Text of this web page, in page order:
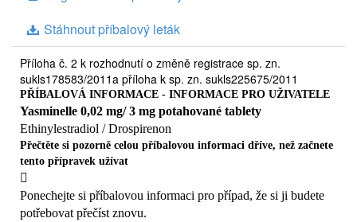
Stáhnout příbalový leták
Příloha č. 2 k rozhodnutí o změně registrace sp. zn.
sukls178583/2011a příloha k sp. zn. sukls225675/2011
PŘÍBALOVÁ INFORMACE - INFORMACE PRO UŽIVATELE
Yasminelle 0,02 mg/ 3 mg potahované tablety
Ethinylestradiol / Drospirenon
Přečtěte si pozorně celou příbalovou informaci dříve, než začnete
tento přípravek užívat

Ponechejte si příbalovou informaci pro případ, že si ji budete
potřebovat přečíst znovu.